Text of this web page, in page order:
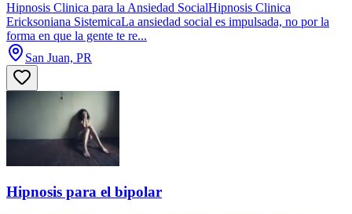
Hipnosis Clinica para la Ansiedad SocialHipnosis Clinica
Ericksoniana SistemicaLa ansiedad social es impulsada, no por la
forma en que la gente te re...
San Juan, PR
Hipnosis para el bipolar